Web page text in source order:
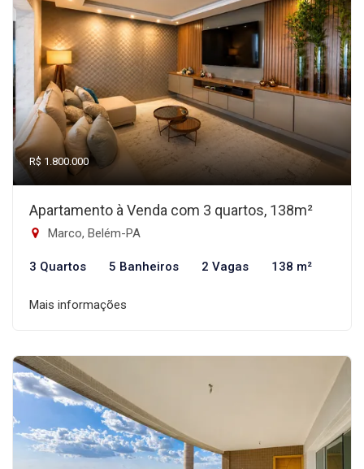
R$ 1.800.000
Apartamento à Venda com 3 quartos, 138m²
Marco, Belém-PA
3 Quartos 5 Banheiros 2 Vagas 138 m²
Mais informações